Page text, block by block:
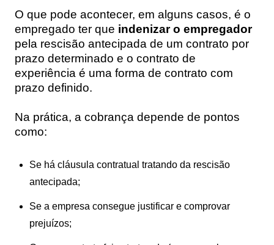
O que pode acontecer, em alguns casos, é o
empregado ter que indenizar o empregador
pela rescisão antecipada de um contrato por
prazo determinado e o contrato de
experiência é uma forma de contrato com
prazo definido.
Na prática, a cobrança depende de pontos
como:
Se há cláusula contratual tratando da rescisão
antecipada;
Se a empresa consegue justificar e comprovar
prejuízos;